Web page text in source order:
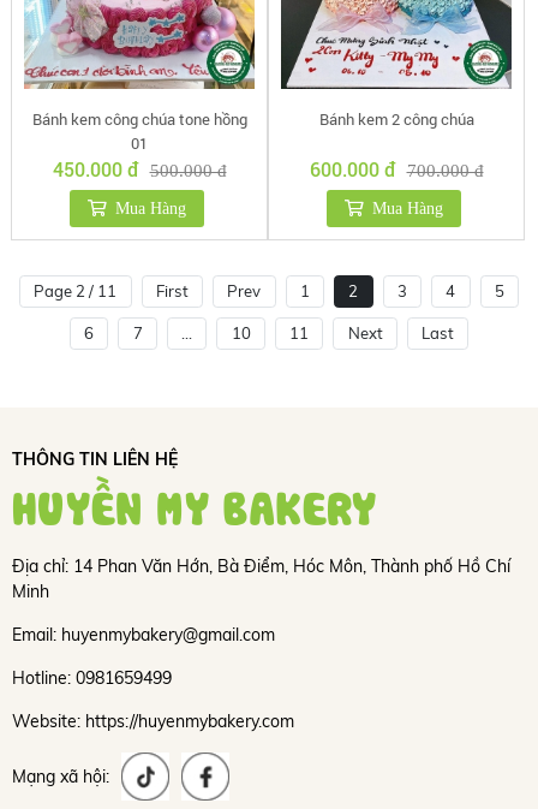
Bánh kem công chúa tone hồng
01
450.000 đ 500.000 đ
Mua Hàng
Bánh kem 2 công chúa
600.000 đ 700.000 đ
Mua Hàng
Page 2 / 11 First Prev 1 2 3 4 5
6 7 10 11 Next Last
THÔNG TIN LIÊN HỆ
HUYỀN MY BAKERY
Địa chỉ: 14 Phan Văn Hớn, Bà Điểm, Hóc Môn, Thành phố Hồ Chí
Minh
Email: huyenmybakery@gmail.com
Hotline: 0981659499
Website: https://huyenmybakery.com
Mạng xã hội: